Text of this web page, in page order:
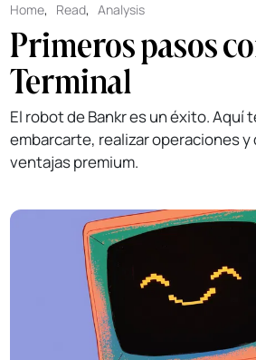
Home, Read,Analysis
Primeros pasos
Terminal
El robot de Bankr es un éxito. Aquí
embarcarte, realizar operaciones
ventajas premium.